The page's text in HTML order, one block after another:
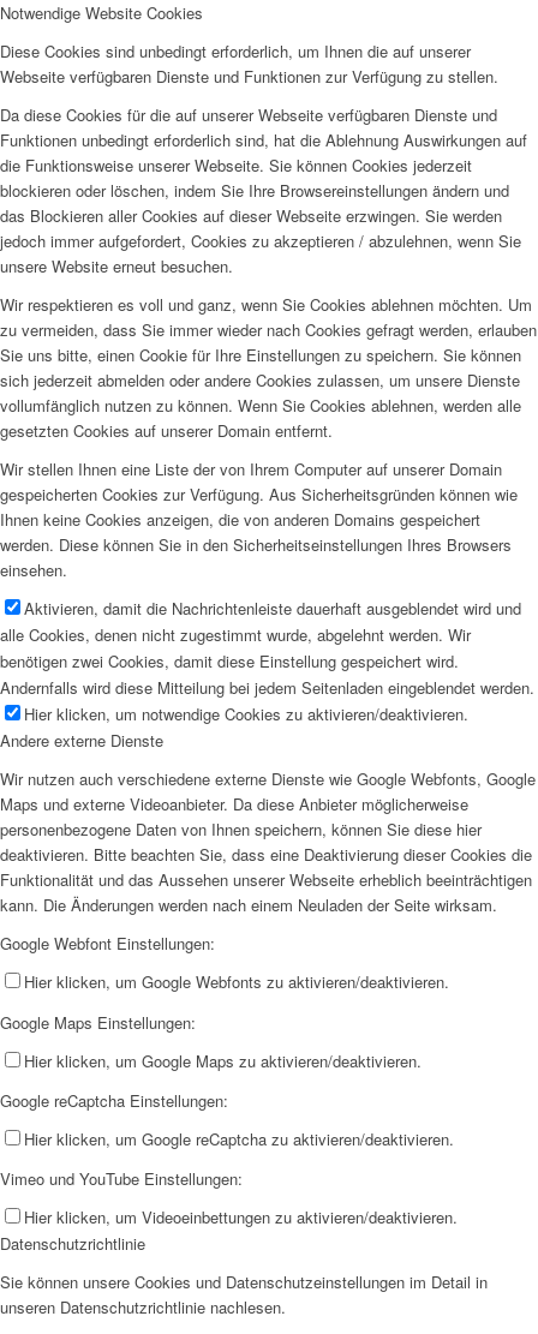
Notwendige Website Cookies
Diese Cookies sind unbedingt erforderlich, um Ihnen die auf unserer
Webseite verfügbaren Dienste und Funktionen zur Verfügung zu stellen.
Da diese Cookies für die auf unserer Webseite verfügbaren Dienste und
Funktionen unbedingt erforderlich sind, hat die Ablehnung Auswirkungen auf
die Funktionsweise unserer Webseite. Sie können Cookies jederzeit
blockieren oder löschen, indem Sie Ihre Browsereinstellungen ändern und
das Blockieren aller Cookies auf dieser Webseite erzwingen. Sie werden
jedoch immer aufgefordert, Cookies zu akzeptieren / abzulehnen, wenn Sie
unsere Website erneut besuchen.
Wir respektieren es voll und ganz, wenn Sie Cookies ablehnen möchten. Um
zu vermeiden, dass Sie immer wieder nach Cookies gefragt werden, erlauben
Sie uns bitte, einen Cookie für Ihre Einstellungen zu speichern. Sie können
sich jederzeit abmelden oder andere Cookies zulassen, um unsere Dienste
vollumfänglich nutzen zu können. Wenn Sie Cookies ablehnen, werden alle
gesetzten Cookies auf unserer Domain entfernt.
Wir stellen Ihnen eine Liste der von Ihrem Computer auf unserer Domain
gespeicherten Cookies zur Verfügung. Aus Sicherheitsgründen können wie
Ihnen keine Cookies anzeigen, die von anderen Domains gespeichert
werden. Diese können Sie in den Sicherheitseinstellungen Ihres Browsers
einsehen.
Aktivieren, damit die Nachrichtenleiste dauerhaft ausgeblendet wird und
alle Cookies, denen nicht zugestimmt wurde, abgelehnt werden. Wir
benötigen zwei Cookies, damit diese Einstellung gespeichert wird.
Andernfalls wird diese Mitteilung bei jedem Seitenladen eingeblendet werden.
Hier klicken, um notwendige Cookies zu aktivieren/deaktivieren.
Andere externe Dienste
Wir nutzen auch verschiedene externe Dienste wie Google Webfonts, Google
Maps und externe Videoanbieter. Da diese Anbieter möglicherweise
personenbezogene Daten von Ihnen speichern, können Sie diese hier
deaktivieren. Bitte beachten Sie, dass eine Deaktivierung dieser Cookies die
Funktionalität und das Aussehen unserer Webseite erheblich beeinträchtigen
kann. Die Änderungen werden nach einem Neuladen der Seite wirksam.
Google Webfont Einstellungen:
Hier klicken, um Google Webfonts zu aktivieren/deaktivieren.
Google Maps Einstellungen:
Hier klicken, um Google Maps zu aktivieren/deaktivieren.
Google reCaptcha Einstellungen:
Hier klicken, um Google reCaptcha zu aktivieren/deaktivieren.
Vimeo und YouTube Einstellungen:
Hier klicken, um Videoeinbettungen zu aktivieren/deaktivieren.
Datenschutzrichtlinie
Sie können unsere Cookies und Datenschutzeinstellungen im Detail in
unseren Datenschutzrichtlinie nachlesen.